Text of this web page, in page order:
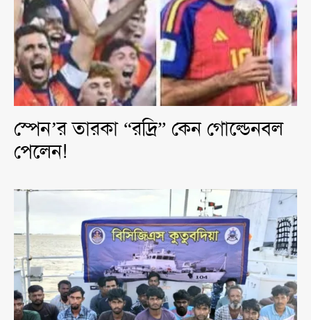
স্পেন’র তারকা “রদ্রি” কেন গোল্ডেনবল
পেলেন!